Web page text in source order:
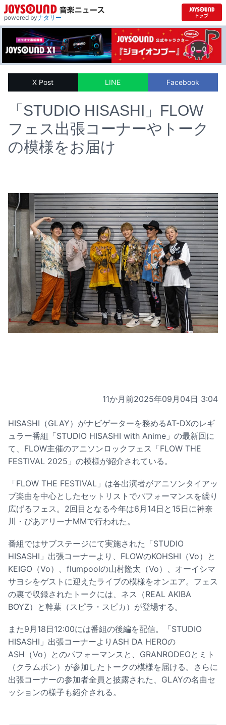
powered byナタリー
X Post LINE Facebook
「STUDIO HISASHI」FLOW
フェス出張コーナーやトーク
の模様をお届け
11か月前2025年09月04日 3:04
HISASHI（GLAY）がナビゲーターを務めるAT-DXのレギ
ュラー番組「STUDIO HISASHI with Anime」の最新回に
て、FLOW主催のアニソンロックフェス「FLOW THE
FESTIVAL 2025」の模様が紹介されている。
「FLOW THE FESTIVAL」は各出演者がアニソンタイアッ
プ楽曲を中心としたセットリストでパフォーマンスを繰り
広げるフェス。2回目となる今年は6月14日と15日に神奈
川・ぴあアリーナMMで行われた。
番組ではサブステージにて実施された「STUDIO
HISASHI」出張コーナーより、FLOWのKOHSHI（Vo）と
KEIGO（Vo）、flumpoolの山村隆太（Vo）、オーイシマ
サヨシをゲストに迎えたライブの模様をオンエア。フェス
の裏で収録されたトークには、ネス（REAL AKIBA
BOYZ）と幹葉（スピラ・スピカ）が登場する。
また9月18日12:00には番組の後編を配信。「STUDIO
HISASHI」出張コーナーよりASH DA HEROの
ASH（Vo）とのパフォーマンスと、GRANRODEOとミト
（クラムボン）が参加したトークの模様を届ける。さらに
出張コーナーの参加者全員と披露された、GLAYの名曲セ
ッションの様子も紹介される。